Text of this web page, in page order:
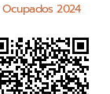
Ocupados 2024